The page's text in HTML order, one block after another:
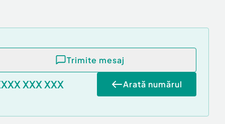
Trimite mesaj
XXX XXX Arată numărul